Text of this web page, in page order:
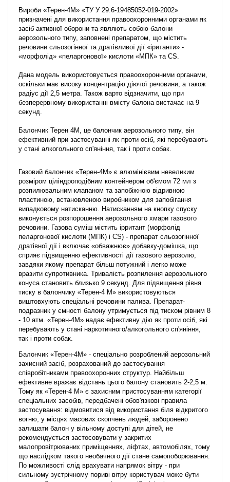
Вироби «Терен-4М» «ТУ У 29.6-19485052-019-2002»
призначені для використання правоохоронними органами як
засіб активної оборони та являють собою балони
аерозольного типу, заповнені препаратом, що містить
речовини сльозогінної та дратівливої ​​дії «іританти» -
«морфолід» «пеларгонової» кислоти «МПК» та CS.
Дана модель використовується правоохоронними органами,
оскільки має високу концентрацію діючої речовини, а також
радіус дії 2,5 метра. Також варто відзначити, що при
безперервному використанні вмісту балона вистачає на 9
секунд.
Балончик Терен 4М, це балончик аерозольного типу, він
ефективний при застосуванні як проти осіб, які перебувають
у стані алкогольного сп'яніння, так і проти собак.
Газовий балончик «Терен-4М» є алюмінієвим невеликим
розміром ціліндроподібним контейнером об'ємом 72 мл з
розпилювальним клапаном та запобіжною відривною
пластиною, встановленою виробником для запобігання
випадковому натисканню. Натисканням на кнопку спуску
виконується розпорошення аерозольного хмари газового
речовини. Газова суміш містить ірритант (морфолід
пеларгонової кислоти (МПК) і CS) - препарат сльозогінної
дратівної дії і включає «обважнює» добавку-домішка, що
сприяє підвищенню ефективності дії газового аерозолю,
завдяки якому препарат більш потужний і легко може
вразити супротивника. Тривалість розпилення аерозольного
конуса становить близько 9 секунд. Для підвищення рівня
тиску в балончику «Терен-4 М» використовуються
виштовхують спеціальні речовини палива. Препарат-
подразник у ємності балону утримується під тиском рівним 8
- 10 атм. «Терен-4М» надає ефективну дію як проти осіб, які
перебувають у стані наркотичного/алкогольного сп'яніння,
так і проти собак.
Балончик «Терен-4М» - спеціально розроблений аерозольний
захисний засіб, розрахований до застосування
співробітниками правоохоронних структур. Найбільш
ефективне вражає відстань цього балону становить 2-2,5 м.
Тому як «Терен-4 М» є захисним пристосуванням категорії
спеціальних засобів, передбачені обов'язкові правила
застосування: відмовитися від використання біля відкритого
вогню, у місцях масових скопчень людей, заборонено
залишати балон у вільному доступі для дітей, не
рекомендується застосовувати у закритих
малопровітрюваних приміщеннях, ліфтах, автомобілях, тому
що наслідком такого необачного дії стане самопоборювання.
По можливості слід врахувати напрямок вітру - при
сильному зустрічному пориві вітру користувач може бути